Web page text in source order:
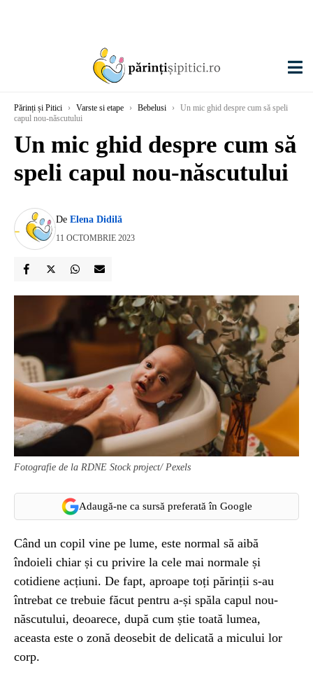
Părinți și Pitici › Varste si etape › Bebelusi ›
Un mic ghid despre cum să speli
capul nou-născutului
Un mic ghid despre cum să
speli capul nou-născutului
De Elena Didilă
11 OCTOMBRIE 2023
Fotografie de la RDNE Stock project/ Pexels
Adaugă-ne ca sursă preferată în Google
Când un copil vine pe lume, este normal să aibă
îndoieli chiar și cu privire la cele mai normale și
cotidiene acțiuni. De fapt, aproape toți părinții s-au
întrebat ce trebuie făcut pentru a-și spăla capul nou-
născutului, deoarece, după cum știe toată lumea,
aceasta este o zonă deosebit de delicată a micului lor
corp.